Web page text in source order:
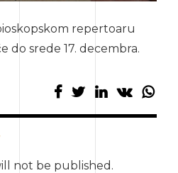
repertoaru
do srede 17. decembra.
not be published.